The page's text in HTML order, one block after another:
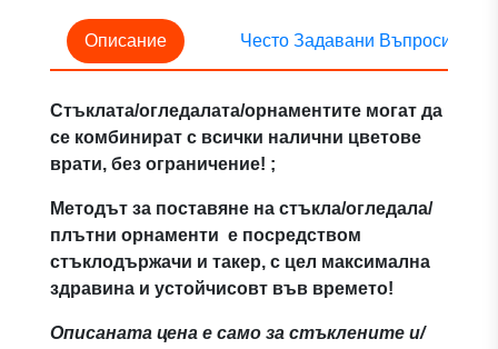
Описание Често Задавани Въпроси
Стъклата/огледалата/орнаментите могат да
се комбинират с всички налични цветове
врати, без ограничение! ;
Методът за поставяне на стъкла/огледала/
плътни орнаменти е посредством
стъклодържачи и такер, с цел максимална
здравина и устойчисовт във времето!
Описаната цена е само за стъклените и/